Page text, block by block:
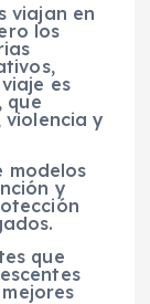
viajan en
los
es
que
violencia y
modelos
y
que